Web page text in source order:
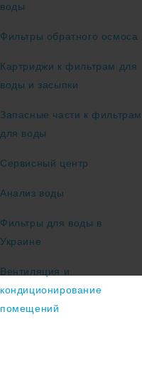
воды
Фильтры обратного осмоса
Картриджи к фильтрам для
воды и засыпки
Запасные части к фильтрам
для воды
Сервисный центр
Анализ воды
Фильтры для воды в
Украине
Вентиляция и
кондиционирование
помещений